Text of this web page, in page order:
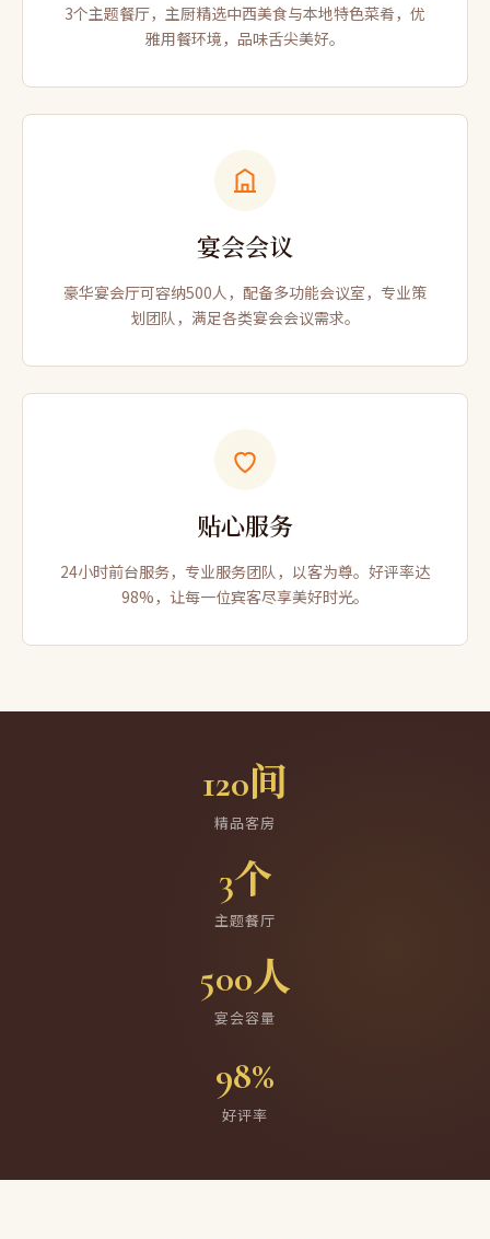
3个主题餐厅，主厨精选中西美食与本地特色菜肴，优
雅用餐环境，品味舌尖美好。
宴会会议
豪华宴会厅可容纳500人，配备多功能会议室，专业策
划团队，满足各类宴会会议需求。
贴心服务
24小时前台服务，专业服务团队，以客为尊。好评率达
98%，让每一位宾客尽享美好时光。
120间
精品客房
3个
主题餐厅
500人
宴会容量
98%
好评率